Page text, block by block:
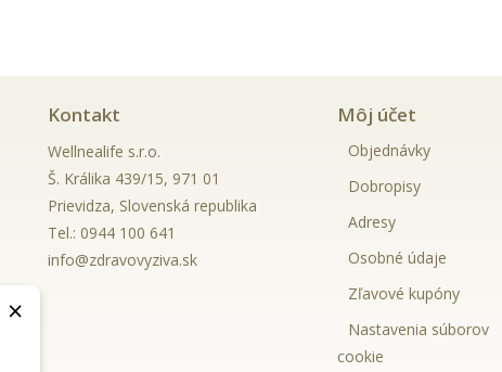
Kontakt
Wellnealife s.r.o.
Š. Králika 439/15, 971 01
Prievidza, Slovenská republika
Tel.: 0944 100 641
info@zdravovyziva.sk
Môj účet
Objednávky
Dobropisy
Adresy
Osobné údaje
Zľavové kupóny
Nastavenia súborov
cookie
×